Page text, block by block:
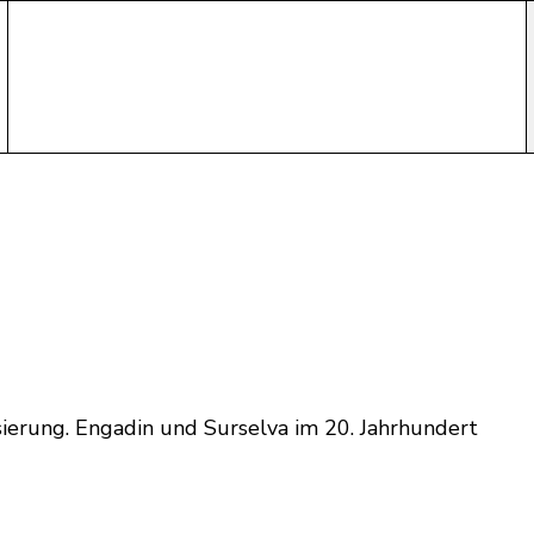
Engadin und Surselva im 20. Jahrhundert